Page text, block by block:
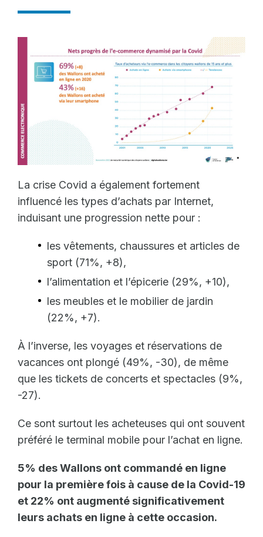
La crise Covid a également fortement
influencé les types d’achats par Internet,
induisant une progression nette pour :
les vêtements, chaussures et articles de
sport (71%, +8),
l’alimentation et l’épicerie (29%, +10),
les meubles et le mobilier de jardin
(22%, +7).
À l’inverse, les voyages et réservations de
vacances ont plongé (49%, -30), de même
que les tickets de concerts et spectacles (9%,
-27).
Ce sont surtout les acheteuses qui ont souvent
préféré le terminal mobile pour l’achat en ligne.
5% des Wallons ont commandé en ligne
pour la première fois à cause de la Covid-19
et 22% ont augmenté significativement
leurs achats en ligne à cette occasion.